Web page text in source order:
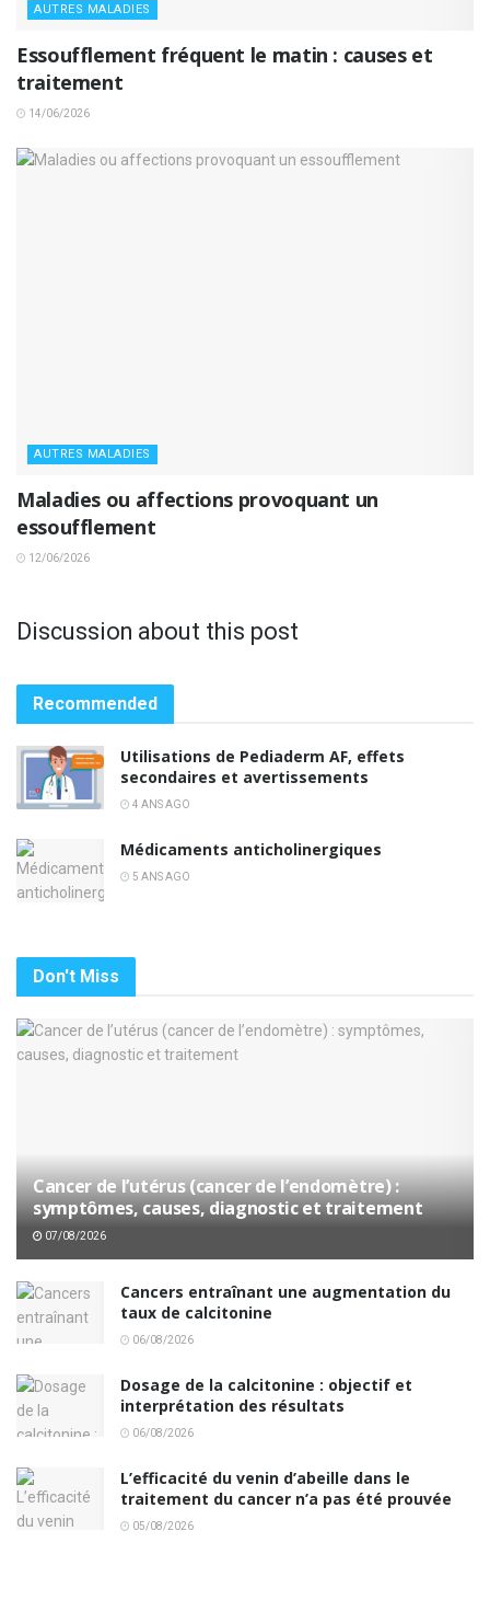
AUTRES MALADIES
Essoufflement fréquent le matin : causes et
traitement
14/06/2026
AUTRES MALADIES
Maladies ou affections provoquant un
essoufflement
12/06/2026
Discussion about this post
Recommended
Utilisations de Pediaderm AF, effets
secondaires et avertissements
4 ANS AGO
Médicaments anticholinergiques
5 ANS AGO
Don't Miss
Cancer de l’utérus (cancer de l’endomètre) :
symptômes, causes, diagnostic et traitement
07/08/2026
Cancers entraînant une augmentation du
taux de calcitonine
06/08/2026
Dosage de la calcitonine : objectif et
interprétation des résultats
06/08/2026
L’efficacité du venin d’abeille dans le
traitement du cancer n’a pas été prouvée
05/08/2026